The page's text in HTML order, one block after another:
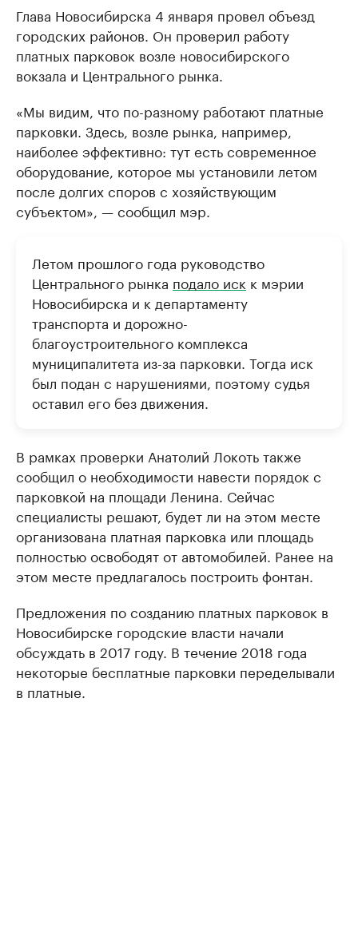
Глава Новосибирска 4 января провел объезд
городских районов. Он проверил работу
платных парковок возле новосибирского
вокзала и Центрального рынка.
«Мы видим, что по-разному работают платные
парковки. Здесь, возле рынка, например,
наиболее эффективно: тут есть современное
оборудование, которое мы установили летом
после долгих споров с хозяйствующим
субъектом», — сообщил мэр.
Летом прошлого года руководство
Центрального рынка подало иск к мэрии
Новосибирска и к департаменту
транспорта и дорожно-
благоустроительного комплекса
муниципалитета из-за парковки. Тогда иск
был подан с нарушениями, поэтому судья
оставил его без движения.
В рамках проверки Анатолий Локоть также
сообщил о необходимости навести порядок с
парковкой на площади Ленина. Сейчас
специалисты решают, будет ли на этом месте
организована платная парковка или площадь
полностью освободят от автомобилей. Ранее на
этом месте предлагалось построить фонтан.
Предложения по созданию платных парковок в
Новосибирске городские власти начали
обсуждать в 2017 году. В течение 2018 года
некоторые бесплатные парковки переделывали
в платные.